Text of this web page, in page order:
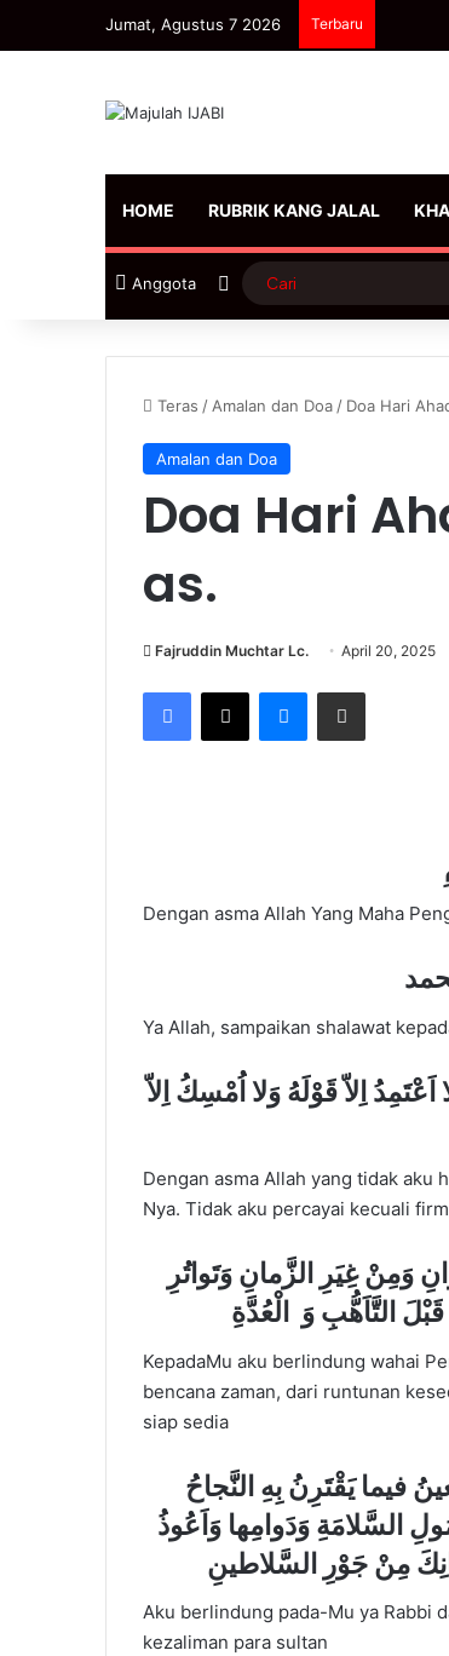
Jumat, Agustus 7 2026 Terbaru
HOME RUBRIK KANG JALAL
Anggota Sidebar
Teras / Amalan dan Doa / Doa Hari
Amalan dan Doa
Doa Hari
as.
Fajruddin Muchtar Lc. April 20, 2025
Facebook
X Messenger
Share via Email
Dengan asma Allah Yang Maha
Ya Allah, sampaikan shalawat
اِلاّ قَوْلَهُ وَلا اُمْسِكُ اِلاّ
Dengan asma Allah yang tidak aku
Nya. Tidak aku percayai kecuali
التَّاَهُّبِ وَ الْعُدَّةِ
KepadaMu aku berlindung wahai
bencana zaman, dari runtunan
siap sedia
فيما يَقْتَرِنُ بِهِ النَّجاحُ
السَّلامَةِ وَدَوامِها وَاَعُوذُ
مِنْ جَوْرِ السَّلاطينِ
Aku berlindung pada-Mu ya Rabbi
kezaliman para sultan